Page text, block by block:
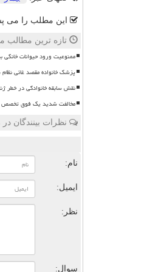
این مطلب را می
تازه ترین مطالب
ممنوعیت ورود حیوانات خانگی
پزشک خانواده مقصد غائی
نقش سابقه خانوادگی در خطر
مخالفت شدید یک فوق تخصص
نظرات بینندگان
نام:
ایمیل:
نظر:
سوال: